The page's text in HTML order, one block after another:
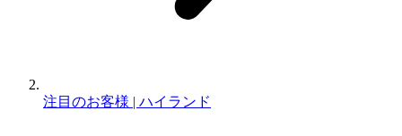
注目のお客様 | ハイランド